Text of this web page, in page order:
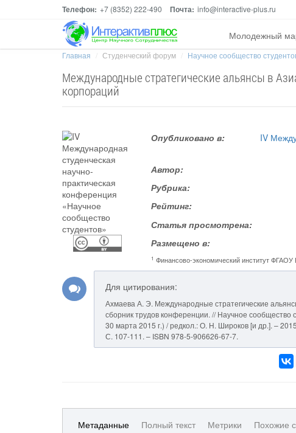
Телефон: +7 (8352) 222-490 Почта: info@interactive-plus.ru
Молодежный
Главная Студенческий форум Научное сообщество
Международные стратегические альянсы в
корпораций
Опубликовано в:
IV
Автор:
Рубрика:
Рейтинг:
Статья просмотрена:
Размещено в:
1 Финансово-экономический институт
Для цитирования:
Ахмаева А. Э. Международные стратегические
сборник трудов конференции. // Научное
30 марта 2015 г.) / редкол.: О. Н. Широков [и др.]. –
С. 107-111. – ISBN 978-5-906626-67-7.
Метаданные Полный текст Метрики Похожие